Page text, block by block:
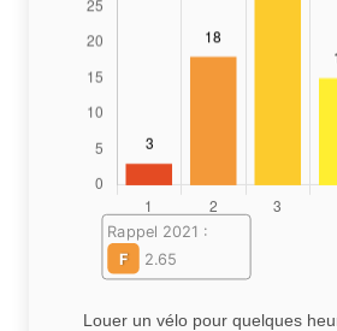
Rappel 2021 :
F
2.65
Louer un vélo pour quelques